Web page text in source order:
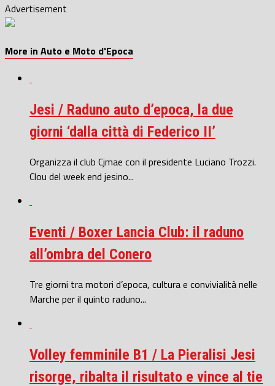
Advertisement
More in Auto e Moto d'Epoca
Jesi / Raduno auto d’epoca, la due
giorni ‘dalla città di Federico II’
Organizza il club Cjmae con il presidente Luciano Trozzi.
Clou del week end jesino...
Eventi / Boxer Lancia Club: il raduno
all’ombra del Conero
Tre giorni tra motori d’epoca, cultura e convivialità nelle
Marche per il quinto raduno...
Volley femminile B1 / La Pieralisi Jesi
risorge, ribalta il risultato e vince al tie